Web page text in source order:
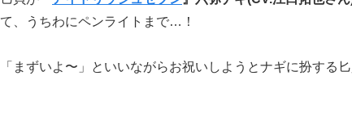
て、うちわにペンライトまで…！
「まずいよ〜」といいながらお祝いしようとナギに扮する匕